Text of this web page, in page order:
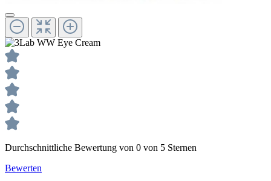
Durchschnittliche Bewertung von 0 von 5 Sternen
Bewerten